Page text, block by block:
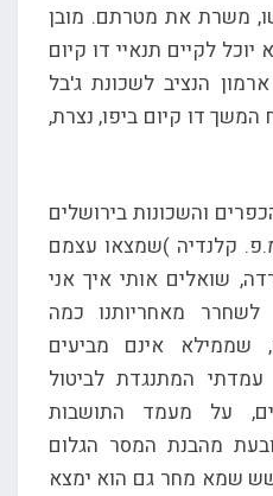
משרת את מטרתם. מובן
לקיים תנאיי דו קיום
הנציב לשכונת ג'בל
המשך דו קיום ביפו, נצרת,
והשכונות בירושלים
קלנדיה )שמצאו עצמם
שואלים אותי איך אני
לשחרר מאחריותנו כמה
שממילא אינם מביעים
המתנגדת לביטול
על מעמד התושבות
מהבנת המסר הגלום
שמא מחר גם הוא ימצא